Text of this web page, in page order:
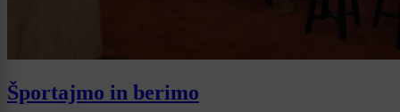
Športajmo in berimo